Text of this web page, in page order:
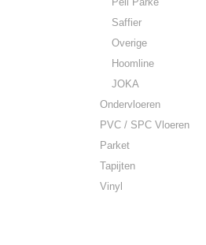
Saffier
Overige
Hoomline
JOKA
Ondervloeren
PVC / SPC Vloeren
Parket
Tapijten
Vinyl